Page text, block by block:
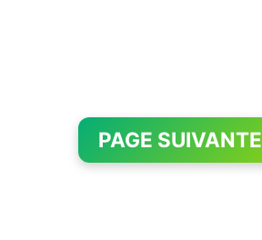
PAGE SUIVANTE